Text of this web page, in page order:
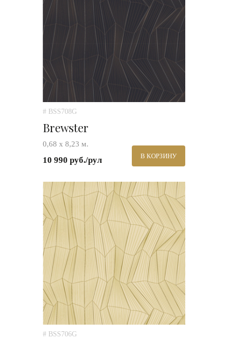
# BSS708G
Brewster
0,68 х 8,23 м.
10 990 руб./рул В КОРЗИНУ
# BSS706G